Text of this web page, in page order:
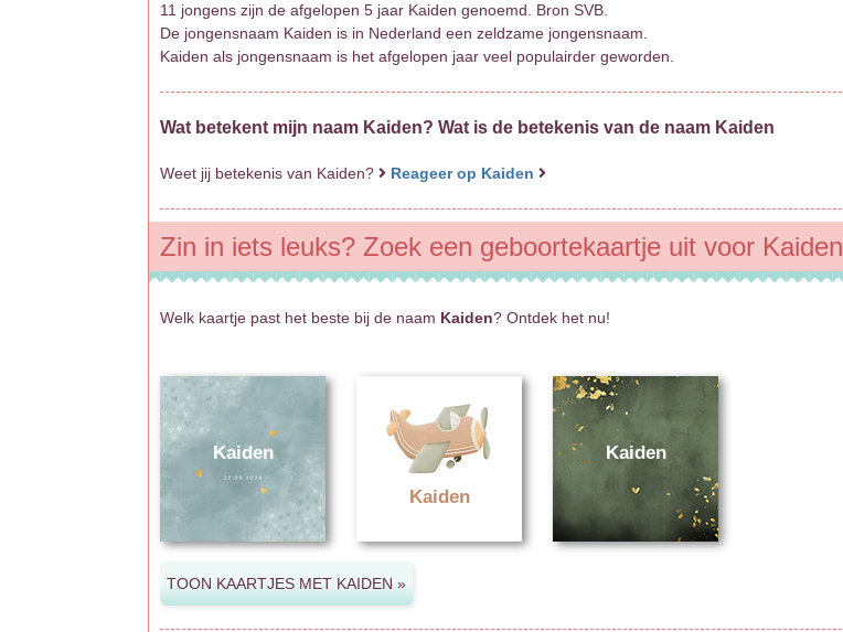
11 jongens zijn de afgelopen 5 jaar Kaiden genoemd. Bron SVB.
De jongensnaam Kaiden is in Nederland een zeldzame jongensnaam.
Kaiden als jongensnaam is het afgelopen jaar veel populairder geworden.
Wat betekent mijn naam Kaiden? Wat is de betekenis van de naam Kaiden
Weet jij betekenis van Kaiden? Reageer op Kaiden
Zin in iets leuks? Zoek een geboortekaartje uit voor Kaiden
Welk kaartje past het beste bij de naam Kaiden? Ontdek het nu!
Kaiden
Kaiden
Kaiden